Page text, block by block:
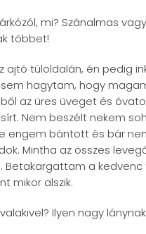
mi? Szánalmas
többet!
ajtó túloldalán, én pedig
hagytam, hogy
az üres üveget és
Nem beszélt nekem
engem bántott és bár
Mintha az összes
Betakargattam a
mikor alszik.
Ilyen nagy